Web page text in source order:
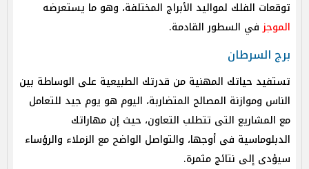
توقعات الفلك لمواليد الأبراج المختلفة، وهو ما يستعرضه
الموجزفي السطور القادمة.
برج السرطان
تستفيد حياتك المهنية من قدرتك الطبيعية على الوساطة بين
الناس وموازنة المصالح المتضاربة، اليوم هو يوم جيد للتعامل
مع المشاريع التى تتطلب التعاون، حيث إن مهاراتك
الدبلوماسية فى أوجها، والتواصل الواضح مع الزملاء والرؤساء
سيؤدى إلى نتائج مثمرة.